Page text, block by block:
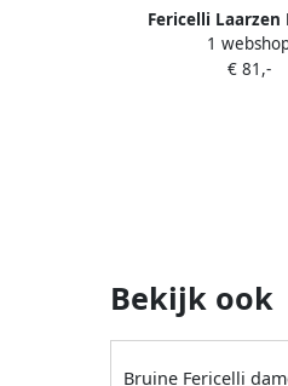
Fericelli Laarzen
1
€ 81,-
Bekijk ook
Bruine Fericelli